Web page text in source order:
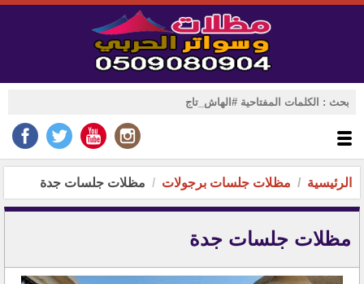
الرئيسية مظلات جلسات برجولات مظلات جلسات جدة
مظلات جلسات جدة